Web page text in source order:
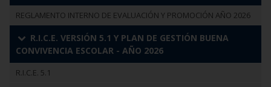
REGLAMENTO INTERNO DE EVALUACIÓN Y PROMOCIÓN AÑO 2026
R.I.C.E. VERSIÓN 5.1 Y PLAN DE GESTIÓN BUENA
CONVIVENCIA ESCOLAR - AÑO 2026
R.I.C.E. 5.1